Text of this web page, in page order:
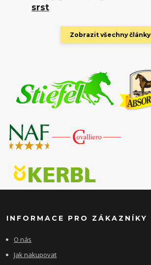
srst
Zobrazit všechny články
INFORMACE PRO ZÁKAZNÍKY
O nás
Jak nakupovat